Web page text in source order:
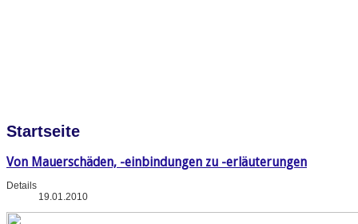
Startseite
Von Mauerschäden, -einbindungen zu -erläuterungen
Details
19.01.2010